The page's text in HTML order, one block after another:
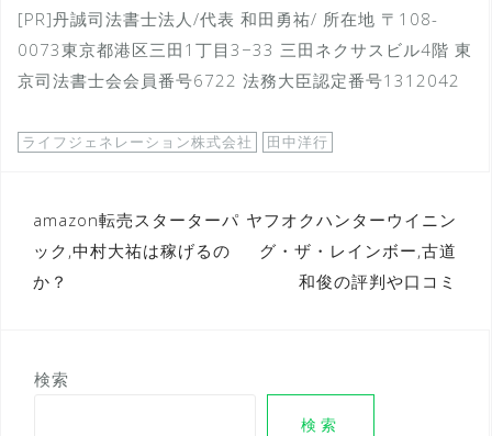
[PR]丹誠司法書士法人/代表 和田勇祐/ 所在地 〒108-
0073東京都港区三田1丁目3−33 三田ネクサスビル4階 東
京司法書士会会員番号6722 法務大臣認定番号1312042
ライフジェネレーション株式会社 田中洋行
投
稿
ナ
ゲ
amazon転売スターターパ
ック,中村大祐は稼げるの
か？
ヤフオクハンターウイニン
グ・ザ・レインボー,古道
和俊の評判や口コミ
検索
検索